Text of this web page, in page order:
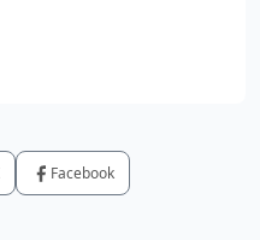
Facebook